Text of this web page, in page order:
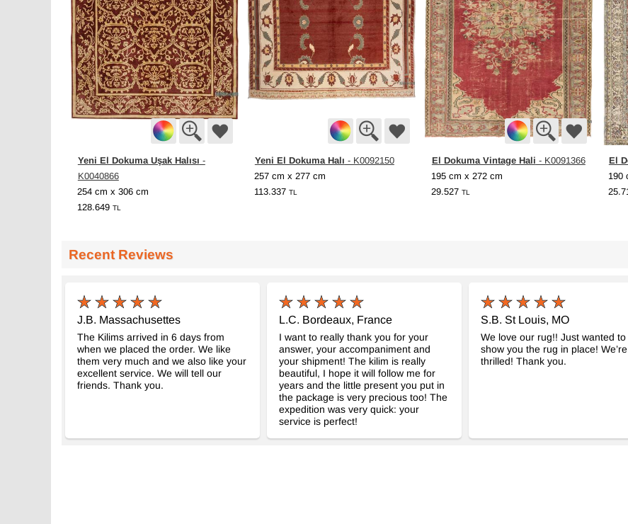
Yeni El Dokuma Uşak Halısı -
K0040866
254 cm x 306 cm
128.649 TL
Yeni El Dokuma Halı - K0092150
257 cm x 277 cm
113.337 TL
El Dokuma Vintage Hali - K0091366
195 cm x 272 cm
29.527 TL
El
190
Recent Reviews
J.B. Massachusettes
The Kilims arrived in 6 days from
when we placed the order. We like
them very much and we also like your
excellent service. We will tell our
friends. Thank you.
L.C. Bordeaux, France
I want to really thank you for your
answer, your accompaniment and
your shipment! The kilim is really
beautiful, I hope it will follow me for
years and the little present you put in
the package is very precious too! The
expedition was very quick: your
service is perfect!
S.B. St Louis, MO
We love our rug!! Just wanted to
show you the rug in place! We’re
thrilled! Thank you.